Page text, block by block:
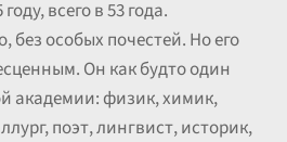
всего в 53 года.
без особых почестей. Но его
Он как будто один
академии: физик, химик,
поэт, лингвист, историк,